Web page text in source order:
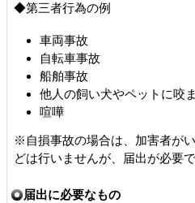
◆第三者行為の例
車両事故
自転車事故
船舶事故
他人の飼い犬やペットに咬
喧嘩
※自損事故の場合は、加害者が
どは行いませんが、届出が必要で
届出に必要なもの